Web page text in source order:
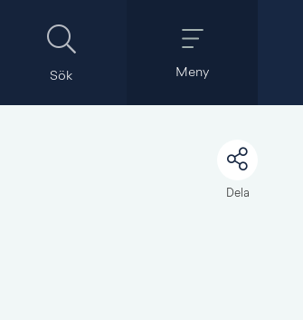
Sök Meny
Dela